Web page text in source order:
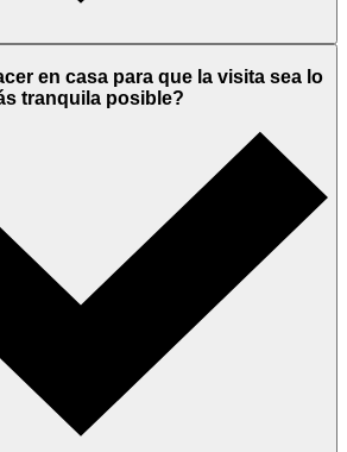
en casa para que la visita sea lo
tranquila posible?